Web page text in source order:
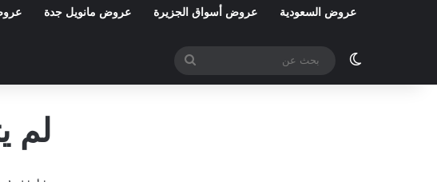
عروض السعودية عروض أسواق الجزيرة عروض مانويل جدة
الوضع المظلم
بحث
عن
لم